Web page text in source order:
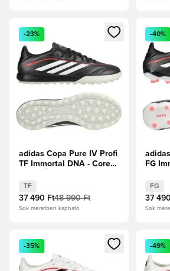
Megnyit egy modált a
-23%
adidas Copa Pure IV Profi
TF Immortal DNA - Core
TF
37 490 Ft48 990 Ft
Sok méretben kapható
-40%
FG
FG
37
Sok
Megnyit egy modált a
-35% -49%